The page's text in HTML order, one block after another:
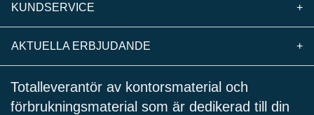
KUNDSERVICE +
AKTUELLA ERBJUDANDE +
Totalleverantör av kontorsmaterial och
förbrukningsmaterial som är dedikerad till din